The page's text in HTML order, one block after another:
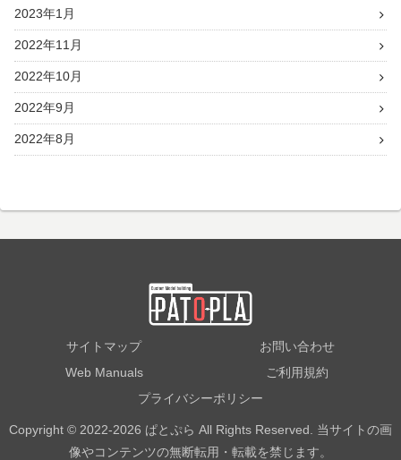
2023年1月
2022年11月
2022年10月
2022年9月
2022年8月
サイトマップ
お問い合わせ
Web Manuals
ご利用規約
プライバシーポリシー
Copyright © 2022-2026 ぱとぷら All Rights Reserved. 当サイトの画
像やコンテンツの無断転用・転載を禁じます。